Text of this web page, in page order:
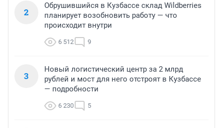
2
Обрушившийся в Кузбассе склад Wildberries
планирует возобновить работу — что
происходит внутри
6 512 9
3
Новый логистический центр за 2 млрд
рублей и мост для него отстроят в Кузбассе
— подробности
6 230 5